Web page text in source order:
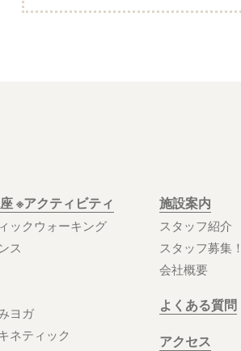
※アクティビティ
ックウォーキング
ス
ヨガ
ネティック
施設案内
スタッフ紹介
スタッフ募集！
会社概要
よくある質問
アクセス